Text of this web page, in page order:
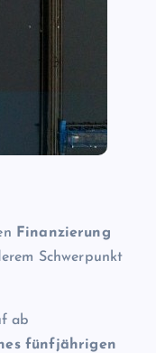
Finanzierung
Schwerpunkt
ab
fünfjährigen